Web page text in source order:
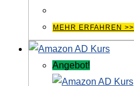
MEHR ERFAHREN >>
Angebot!